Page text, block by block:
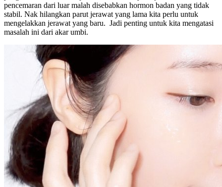
pencemaran dari luar malah disebabkan hormon badan yang tidak
stabil. Nak hilangkan parut jerawat yang lama kita perlu untuk
mengelakkan jerawat yang baru. Jadi penting untuk kita mengatasi
masalah ini dari akar umbi.